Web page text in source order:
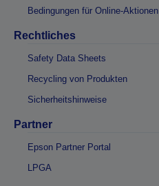
Bedingungen für Online-Aktionen
Rechtliches
Safety Data Sheets
Recycling von Produkten
Sicherheitshinweise
Partner
Epson Partner Portal
LPGA